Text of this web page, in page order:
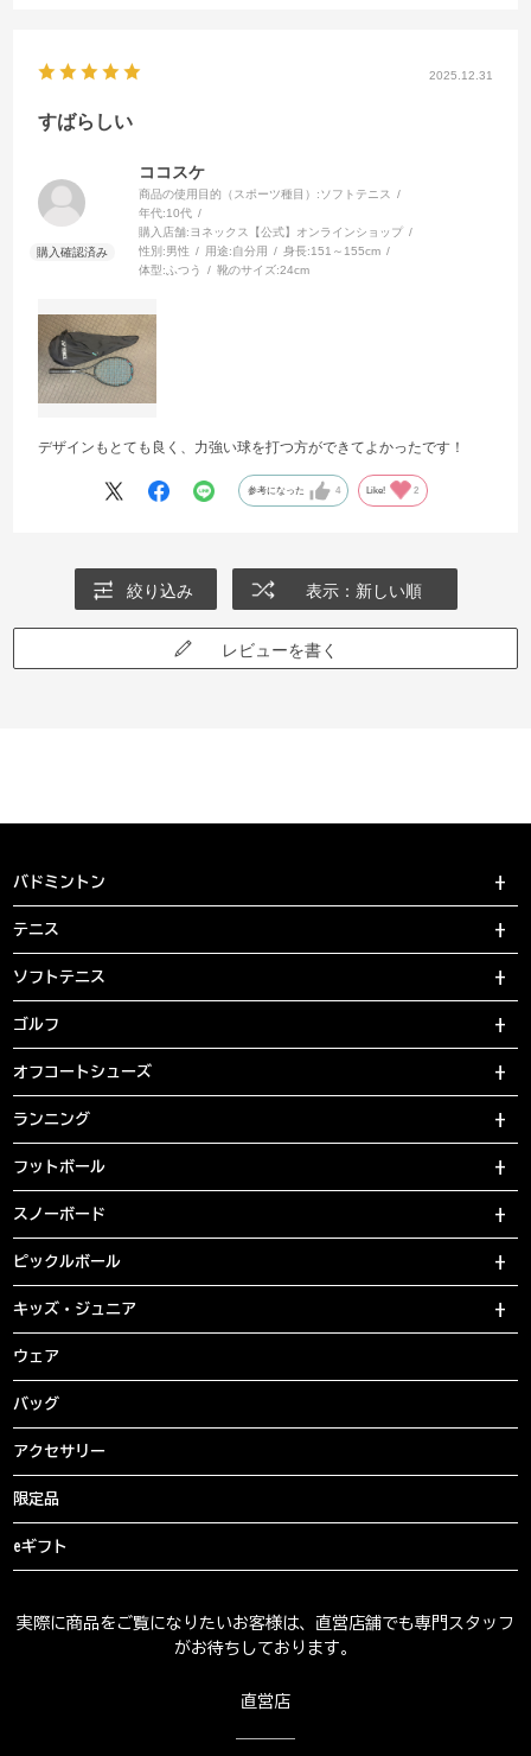
2025.12.31
すばらしい
ココスケ
商品の使用目的（スポーツ種目）:ソフトテニス
年代:10代
購入店舗:ヨネックス【公式】オンラインショップ
性別:男性 用途:自分用 身長:151～155cm
体型:ふつう 靴のサイズ:24cm
デザインもとても良く、力強い球を打つ方ができてよかったです！
参考になった 4 Like! 2
絞り込み 表示：新しい順
レビューを書く
バドミントン
テニス
ソフトテニス
ゴルフ
オフコートシューズ
ランニング
フットボール
スノーボード
ピックルボール
キッズ・ジュニア
ウェア
バッグ
アクセサリー
限定品
eギフト
実際に商品をご覧になりたいお客様は、直営店舗でも専門スタッフ
がお待ちしております。
直営店